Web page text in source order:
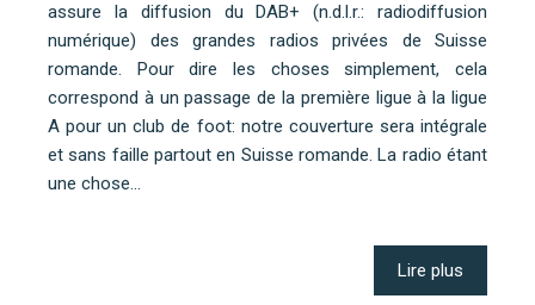
assure la diffusion du DAB+ (n.d.l.r.: radiodiffusion
numérique) des grandes radios privées de Suisse
romande. Pour dire les choses simplement, cela
correspond à un passage de la première ligue à la ligue
A pour un club de foot: notre couverture sera intégrale
et sans faille partout en Suisse romande. La radio étant
une chose…
Lire plus